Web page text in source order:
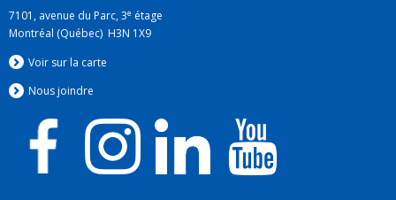
7101, avenue du Parc, 3e étage
Montréal (Québec) H3N 1X9
Voir sur la carte
Nous joindre